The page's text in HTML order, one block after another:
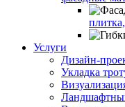
Услуги
Дизайн-
Укладка